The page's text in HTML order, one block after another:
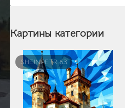
Картины категории
SHEINPETR.63